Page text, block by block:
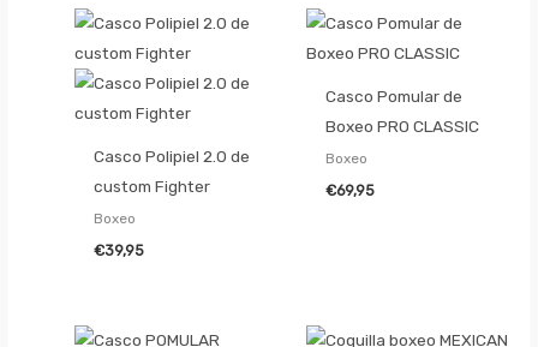
Casco Polipiel 2.0 de
custom Fighter
Boxeo
€39,95
Casco Pomular de
Boxeo PRO CLASSIC
Boxeo
€69,95
Rango